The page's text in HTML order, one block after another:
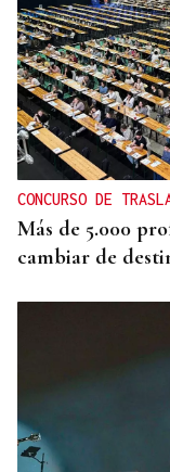
CONCURSO DE
Más de 5.000
cambiar de